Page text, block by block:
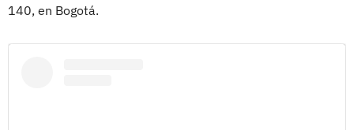
140, en Bogotá.